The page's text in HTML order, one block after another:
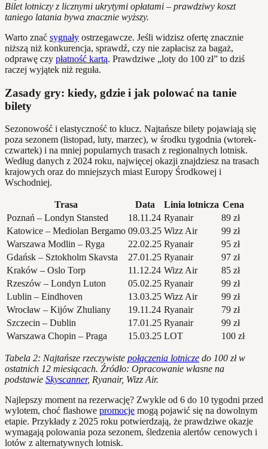
Bilet lotniczy z licznymi ukrytymi opłatami – prawdziwy koszt
taniego latania bywa znacznie wyższy.
Warto znać sygnały ostrzegawcze. Jeśli widzisz ofertę znacznie
niższą niż konkurencja, sprawdź, czy nie zapłacisz za bagaż,
odprawę czy płatność kartą. Prawdziwe „loty do 100 zł” to dziś
raczej wyjątek niż reguła.
Zasady gry: kiedy, gdzie i jak polować na tanie
bilety
Sezonowość i elastyczność to klucz. Najtańsze bilety pojawiają się
poza sezonem (listopad, luty, marzec), w środku tygodnia (wtorek-
czwartek) i na mniej popularnych trasach z regionalnych lotnisk.
Według danych z 2024 roku, najwięcej okazji znajdziesz na trasach
krajowych oraz do mniejszych miast Europy Środkowej i
Wschodniej.
Trasa Data Linia lotnicza Cena
Poznań – Londyn Stansted
18.11.24 Ryanair
89 zł
Katowice – Mediolan Bergamo 09.03.25 Wizz Air
99 zł
Warszawa Modlin – Ryga
22.02.25 Ryanair
95 zł
Gdańsk – Sztokholm Skavsta
27.01.25 Ryanair
97 zł
Kraków – Oslo Torp
11.12.24 Wizz Air
85 zł
Rzeszów – Londyn Luton
05.02.25 Ryanair
99 zł
Lublin – Eindhoven
13.03.25 Wizz Air
99 zł
Wrocław – Kijów Zhuliany
19.11.24 Ryanair
79 zł
Szczecin – Dublin
17.01.25 Ryanair
99 zł
Warszawa Chopin – Praga
15.03.25 LOT 100 zł
Tabela 2: Najtańsze rzeczywiste połączenia lotnicze do 100 zł w
ostatnich 12 miesiącach. Źródło: Opracowanie własne na
podstawie Skyscanner, Ryanair, Wizz Air.
Najlepszy moment na rezerwację? Zwykle od 6 do 10 tygodni przed
wylotem, choć flashowe promocje mogą pojawić się na dowolnym
etapie. Przykłady z 2025 roku potwierdzają, że prawdziwe okazje
wymagają polowania poza sezonem, śledzenia alertów cenowych i
lotów z alternatywnych lotnisk.